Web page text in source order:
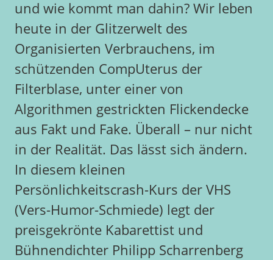
und wie kommt man dahin? Wir leben
heute in der Glitzerwelt des
Organisierten Verbrauchens, im
schützenden CompUterus der
Filterblase, unter einer von
Algorithmen gestrickten Flickendecke
aus Fakt und Fake. Überall – nur nicht
in der Realität. Das lässt sich ändern.
In diesem kleinen
Persönlichkeitscrash-Kurs der VHS
(Vers-Humor-Schmiede) legt der
preisgekrönte Kabarettist und
Bühnendichter Philipp Scharrenberg